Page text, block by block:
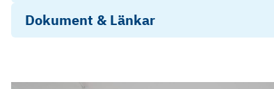
Dokument & Länkar